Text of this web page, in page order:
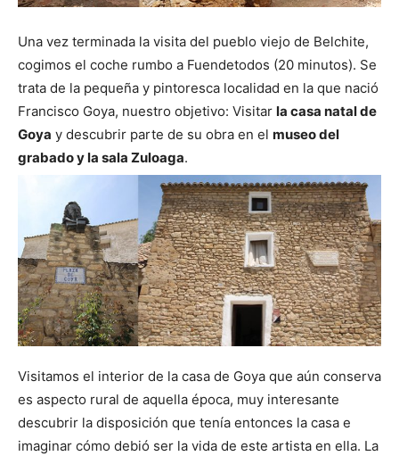
Una vez terminada la visita del pueblo viejo de Belchite,
cogimos el coche rumbo a Fuendetodos (20 minutos). Se
trata de la pequeña y pintoresca localidad en la que nació
Francisco Goya, nuestro objetivo: Visitar la casa natal de
Goya y descubrir parte de su obra en el museo del
grabado y la sala Zuloaga.
Visitamos el interior de la casa de Goya que aún conserva
es aspecto rural de aquella época, muy interesante
descubrir la disposición que tenía entonces la casa e
imaginar cómo debió ser la vida de este artista en ella. La